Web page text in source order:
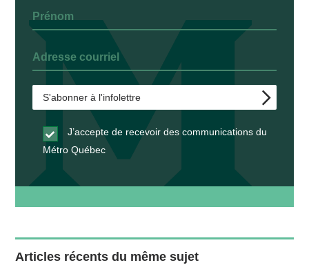
J’accepte de recevoir des communications du
Métro Québec
Articles récents du même sujet